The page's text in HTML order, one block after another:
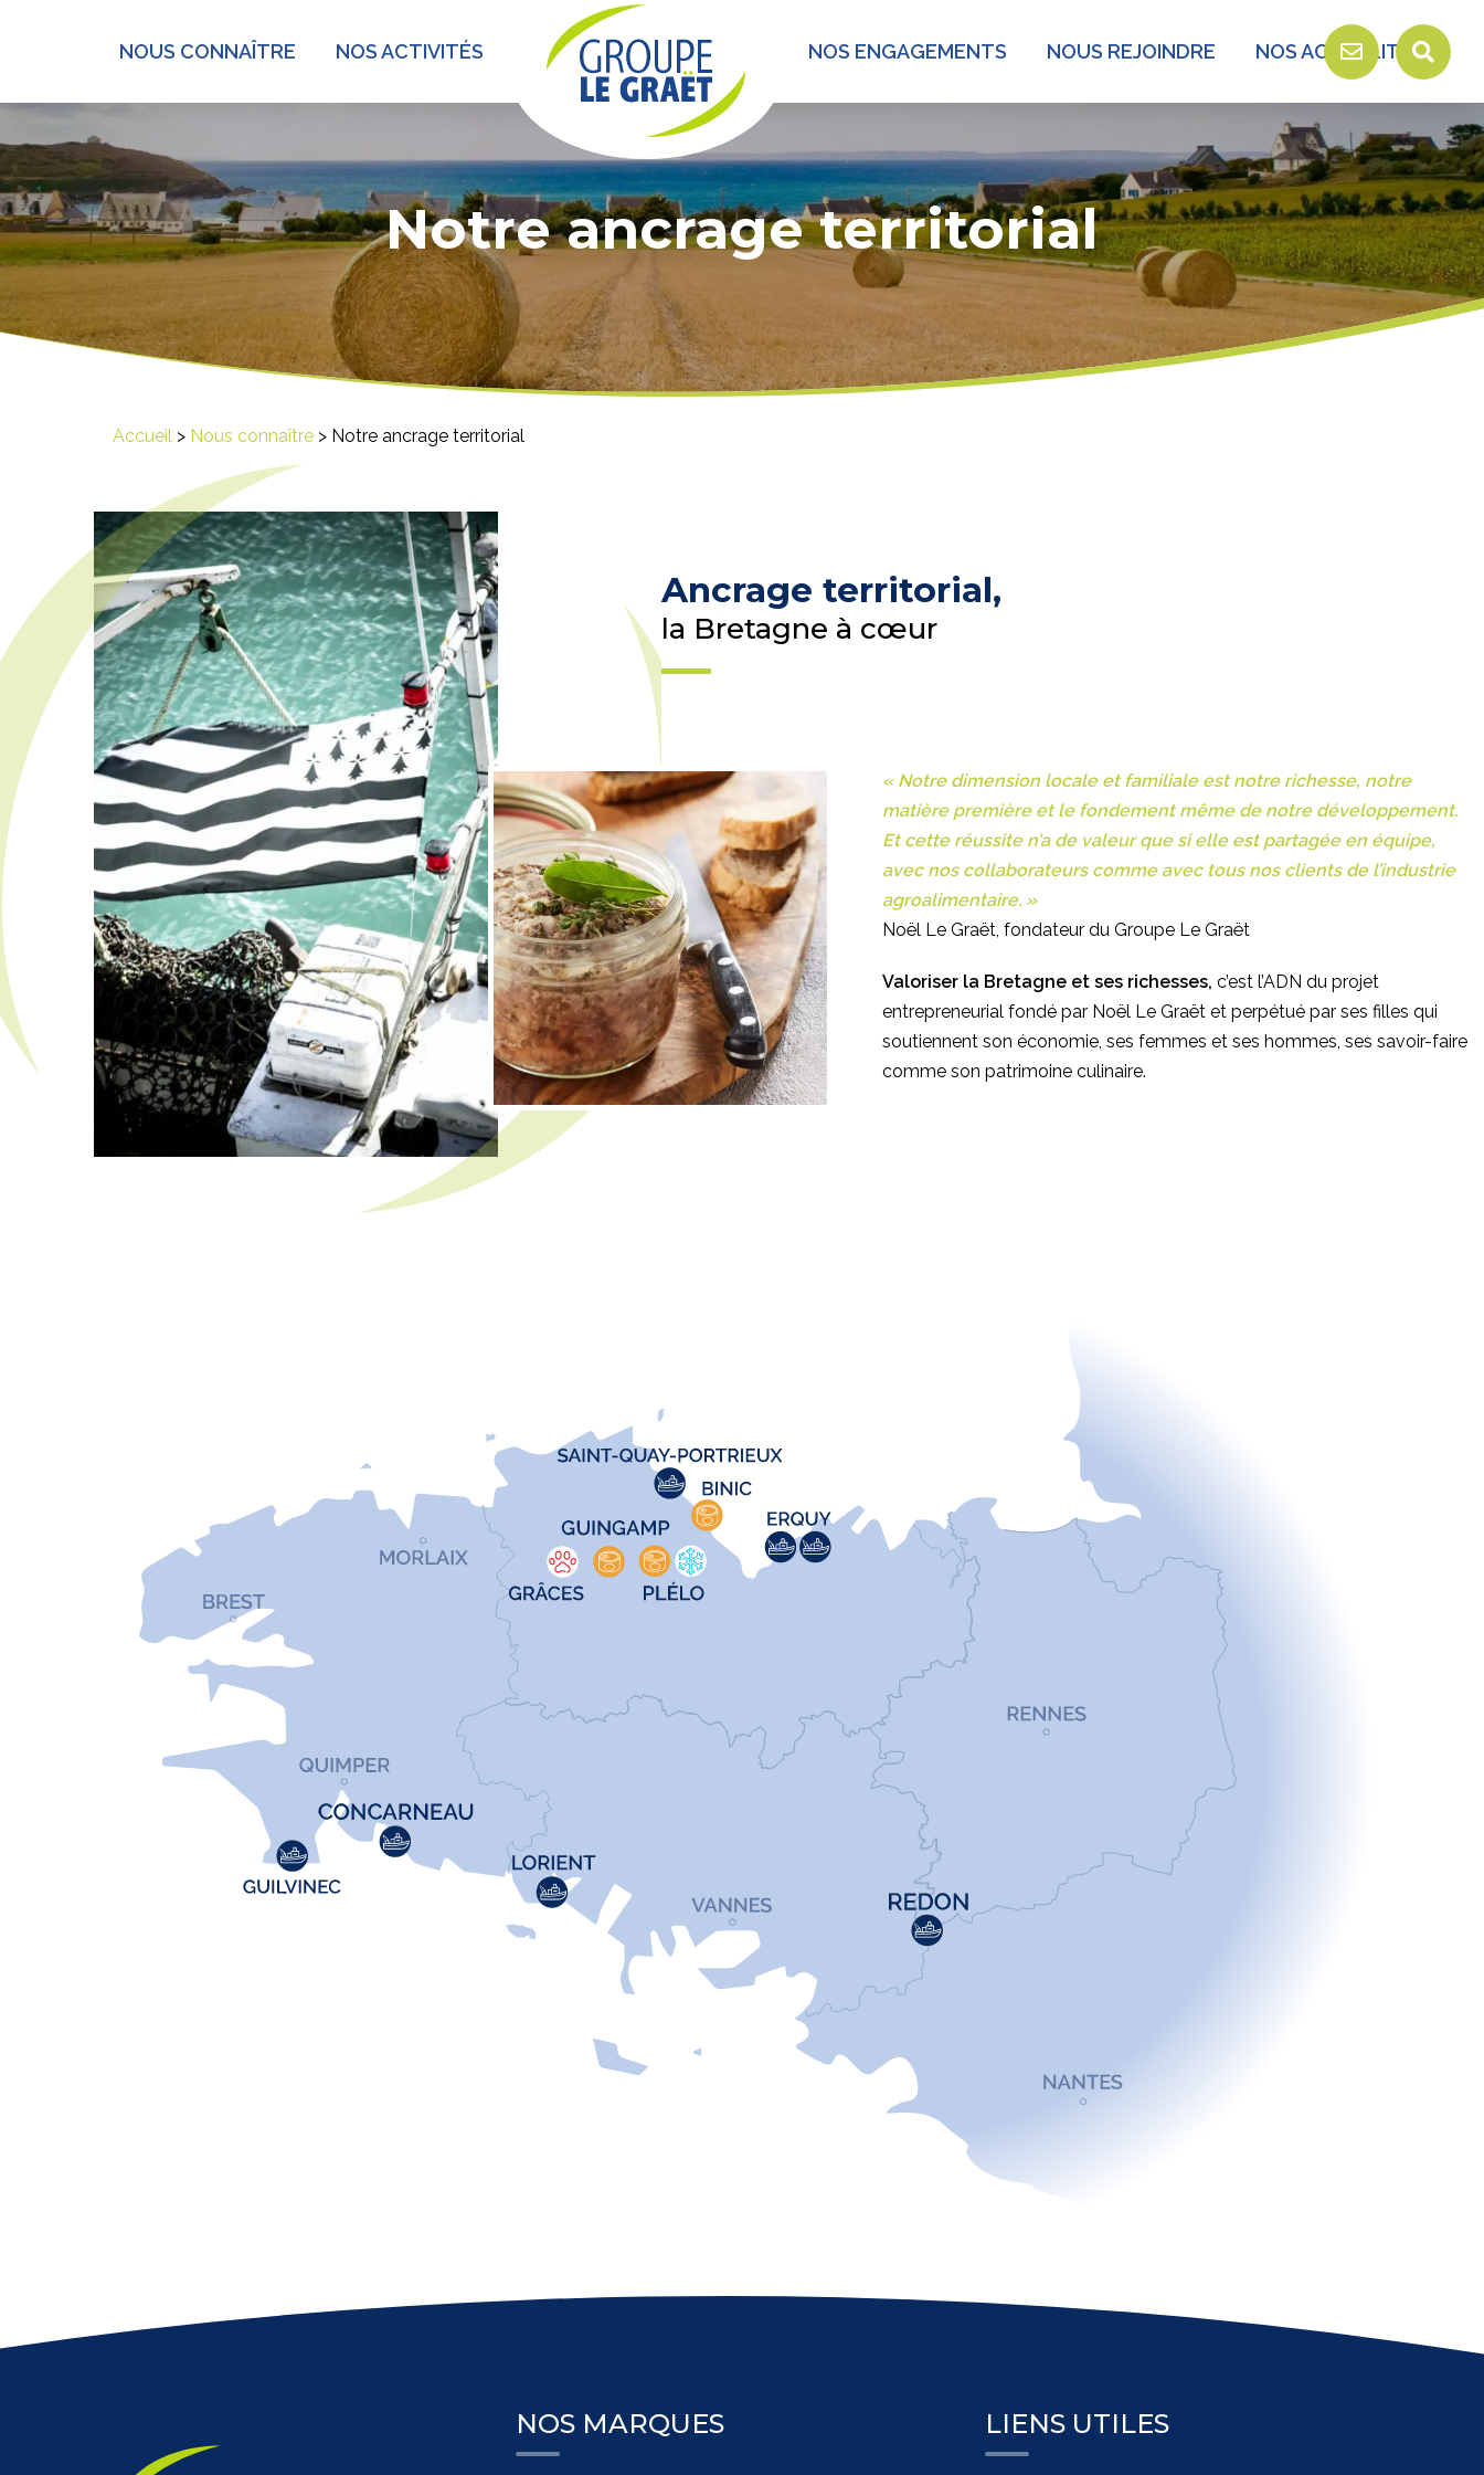
NOUS CONNAÎTRE NOS ACTIVITÉS NOS ENGAGEMENTS NOUS REJOINDRE NOS ACTUALITÉS
Notre ancrage territorial
Accueil > Nous connaître > Notre ancrage territorial
Ancrage territorial,
la Bretagne à cœur
« Notre dimension locale et familiale est notre richesse, notre
matière première et le fondement même de notre développement.
Et cette réussite n’a de valeur que si elle est partagée en équipe,
avec nos collaborateurs comme avec tous nos clients de l’industrie
agroalimentaire. »
Noël Le Graët, fondateur du Groupe Le Graët
Valoriser la Bretagne et ses richesses, c’est l’ADN du projet
entrepreneurial fondé par Noël Le Graët et perpétué par ses filles qui
soutiennent son économie, ses femmes et ses hommes, ses savoir-faire
comme son patrimoine culinaire.
NOS MARQUES LIENS UTILES